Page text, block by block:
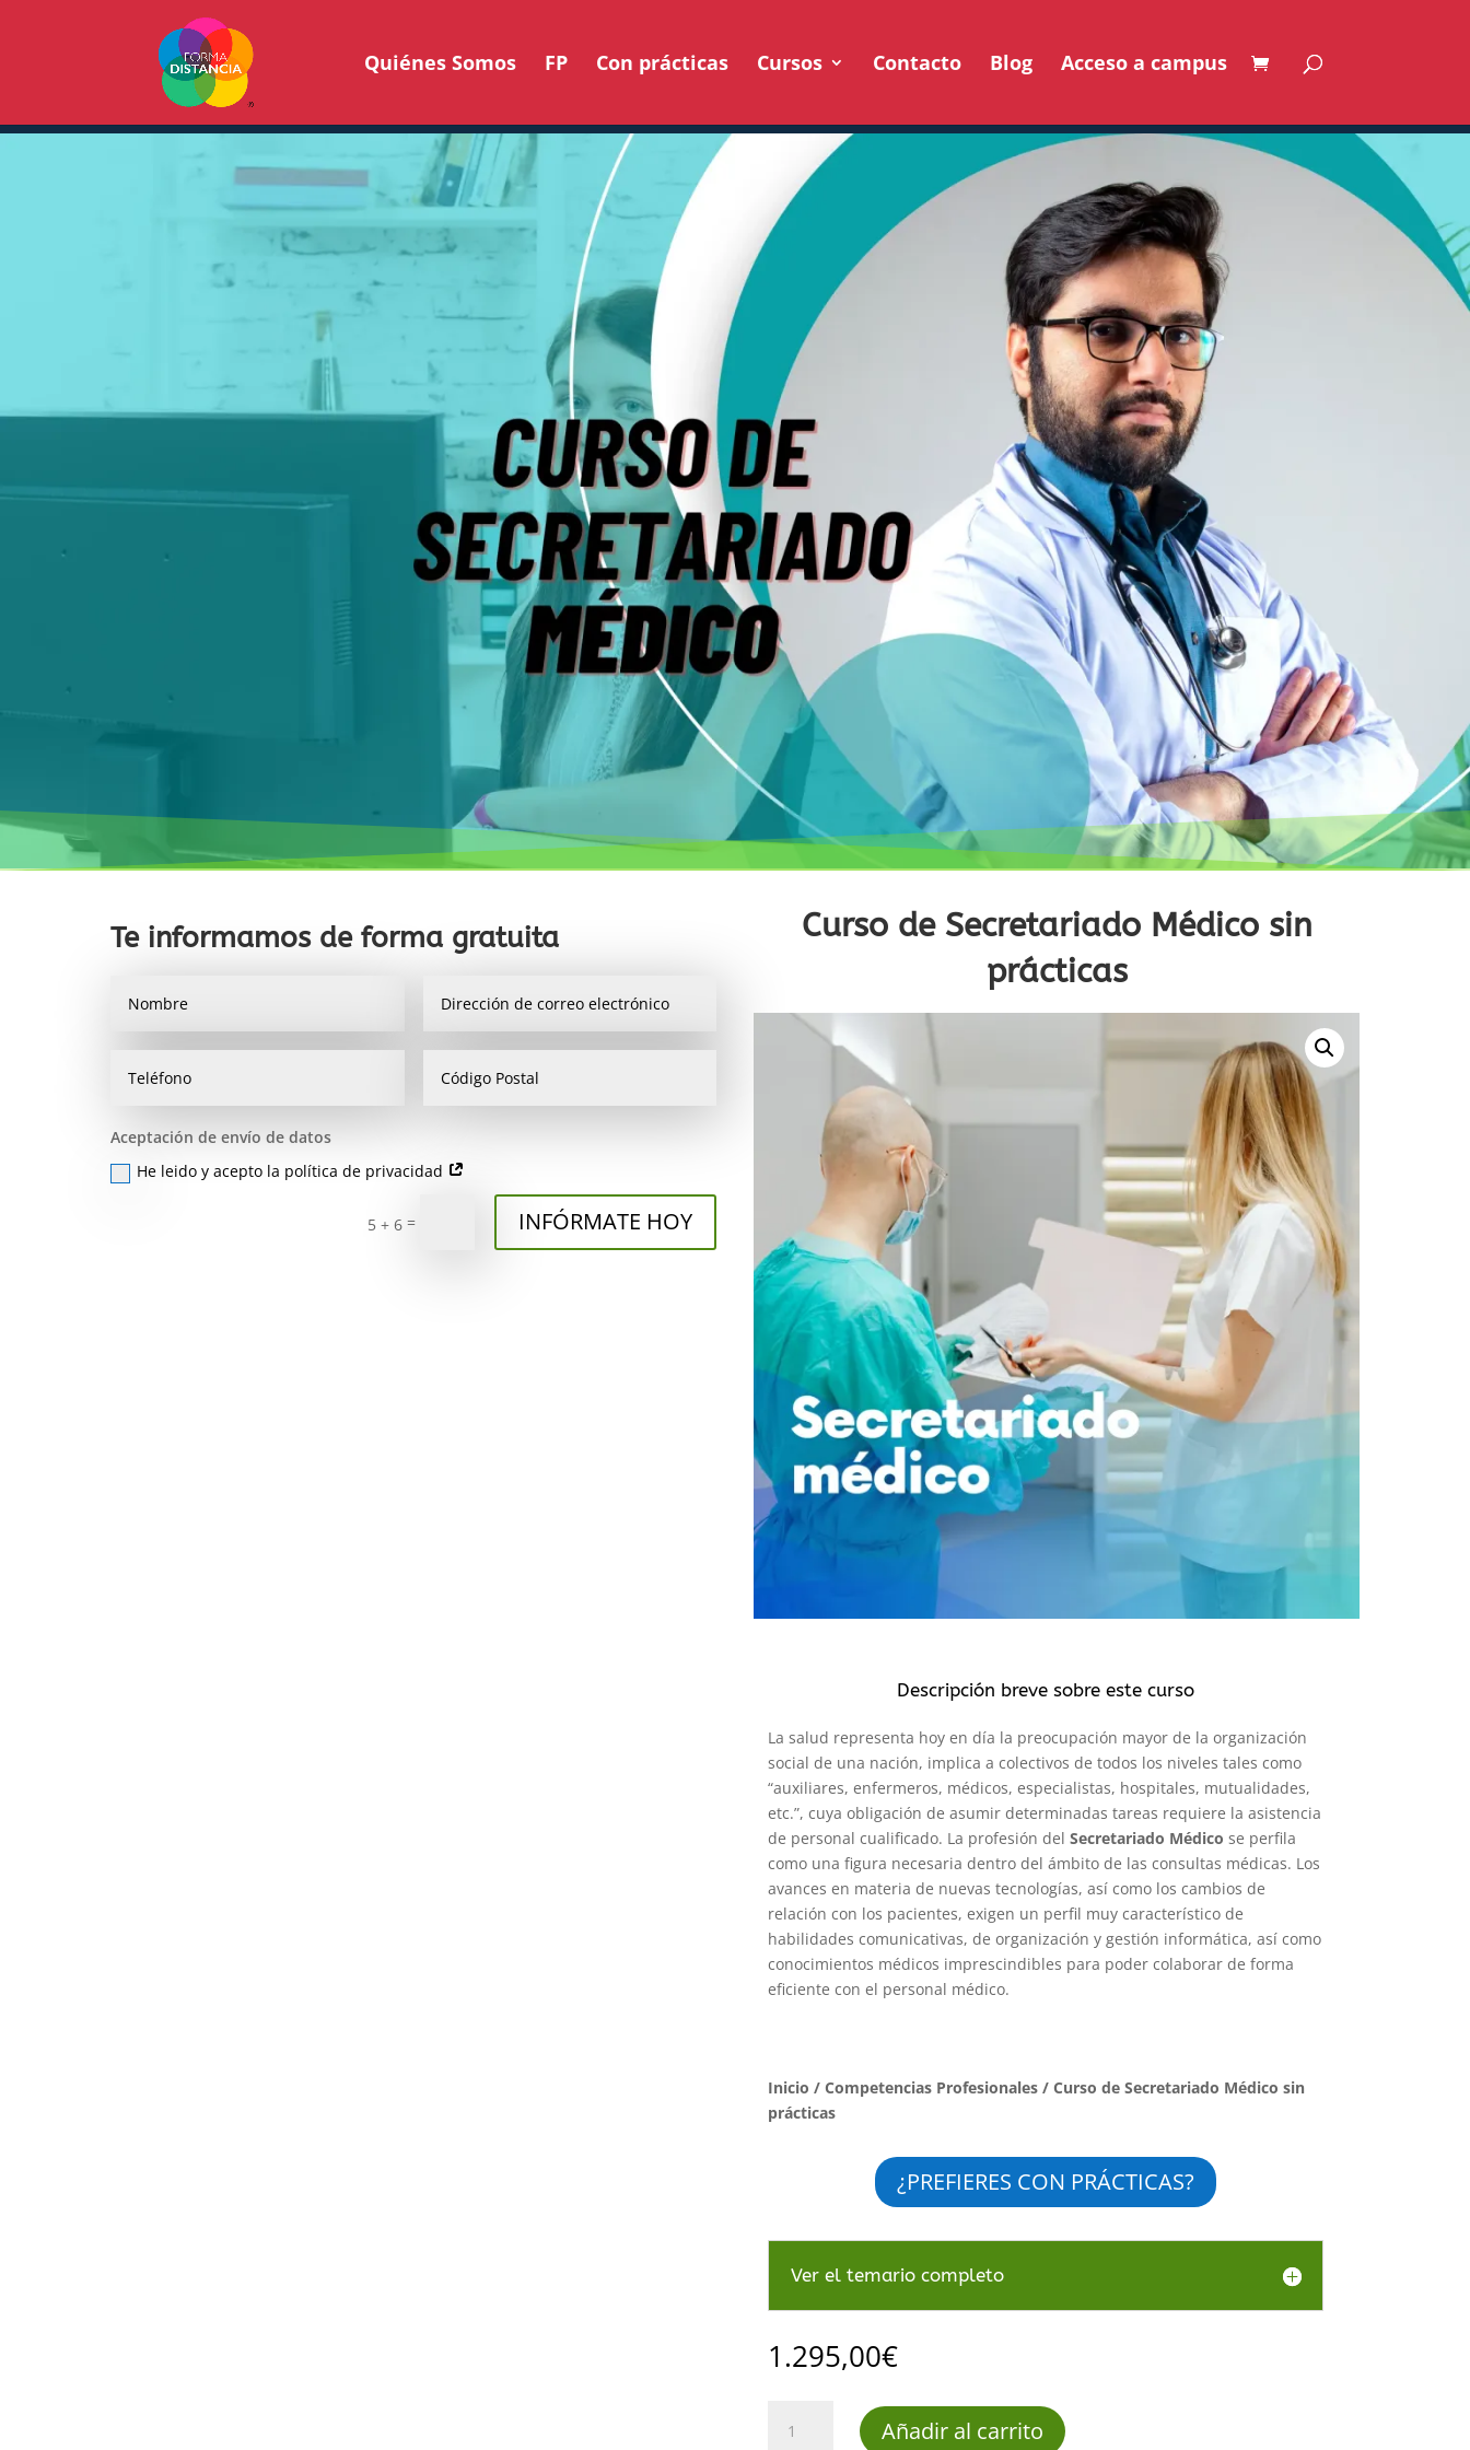
Quiénes Somos FP Con prácticas Cursos Contacto Blog Acceso a campus
Te informamos de forma gratuita
Aceptación de envío de datos
He leido y acepto la política de privacidad
5 + 6= INFÓRMATE HOY
Curso de Secretariado Médico sin
prácticas
Descripción breve sobre este curso
La salud representa hoy en día la preocupación mayor de la organización
social de una nación, implica a colectivos de todos los niveles tales como
“auxiliares, enfermeros, médicos, especialistas, hospitales, mutualidades,
etc.”, cuya obligación de asumir determinadas tareas requiere la asistencia
de personal cualificado. La profesión del Secretariado Médico se perfila
como una figura necesaria dentro del ámbito de las consultas médicas. Los
avances en materia de nuevas tecnologías, así como los cambios de
relación con los pacientes, exigen un perfil muy característico de
habilidades comunicativas, de organización y gestión informática, así como
conocimientos médicos imprescindibles para poder colaborar de forma
eficiente con el personal médico.
Inicio / Competencias Profesionales/ Curso de Secretariado Médico sin
prácticas
¿PREFIERES CON PRÁCTICAS?
Ver el temario completo
1.295,00€
Añadir al carrito